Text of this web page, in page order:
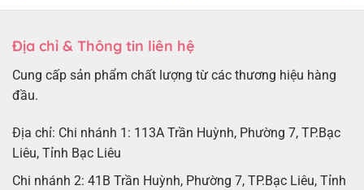
Địa chỉ & Thông tin liên hệ
Cung cấp sản phẩm chất lượng từ các thương hiệu hàng
đầu.
Địa chỉ: Chi nhánh 1: 113A Trần Huỳnh, Phường 7, TP.Bạc
Liêu, Tỉnh Bạc Liêu
Chi nhánh 2: 41B Trần Huỳnh, Phường 7, TP.Bạc Liêu, Tỉnh